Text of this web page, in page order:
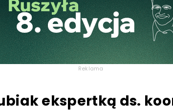
Reklama
ekspertką ds.